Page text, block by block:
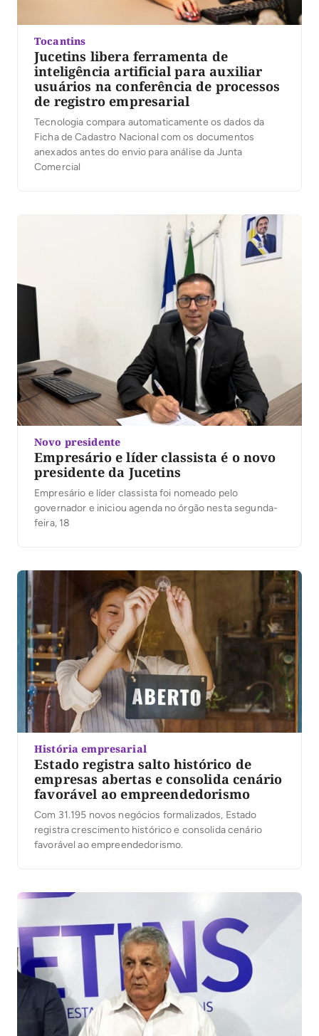
Tocantins
Jucetins libera ferramenta de
inteligência artificial para auxiliar
usuários na conferência de processos
de registro empresarial
Tecnologia compara automaticamente os dados da
Ficha de Cadastro Nacional com os documentos
anexados antes do envio para análise da Junta
Comercial
Novo presidente
Empresário e líder classista é o novo
presidente da Jucetins
Empresário e líder classista foi nomeado pelo
governador e iniciou agenda no órgão nesta segunda-
feira, 18
História empresarial
Estado registra salto histórico de
empresas abertas e consolida cenário
favorável ao empreendedorismo
Com 31.195 novos negócios formalizados, Estado
registra crescimento histórico e consolida cenário
favorável ao empreendedorismo.